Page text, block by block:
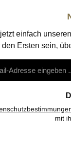
einfach
Ersten sein,
mit